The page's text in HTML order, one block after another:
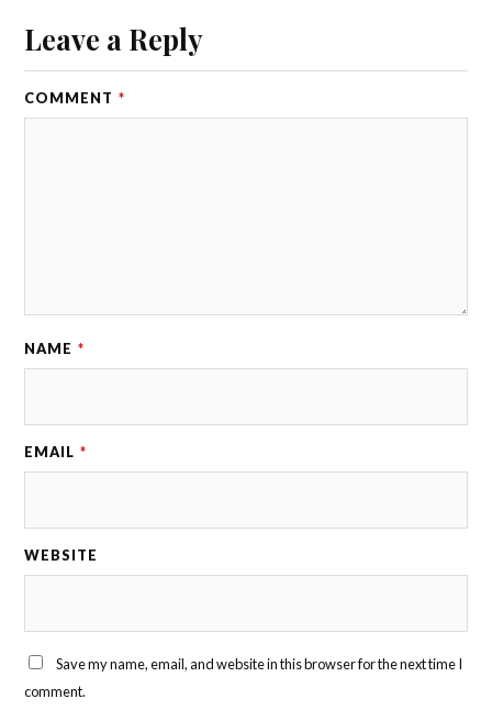
Leave a Reply
COMMENT *
NAME *
EMAIL *
WEBSITE
Save my name, email, and website in this browser for the next time I
comment.